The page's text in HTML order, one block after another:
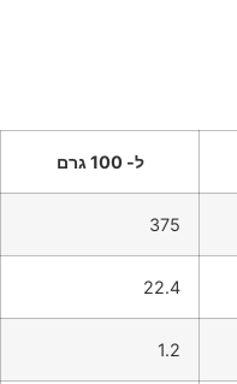
ל- 100 גרם
375
22.4
1.2